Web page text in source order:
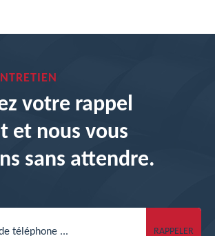
votre rappel
et nous vous
sans attendre.